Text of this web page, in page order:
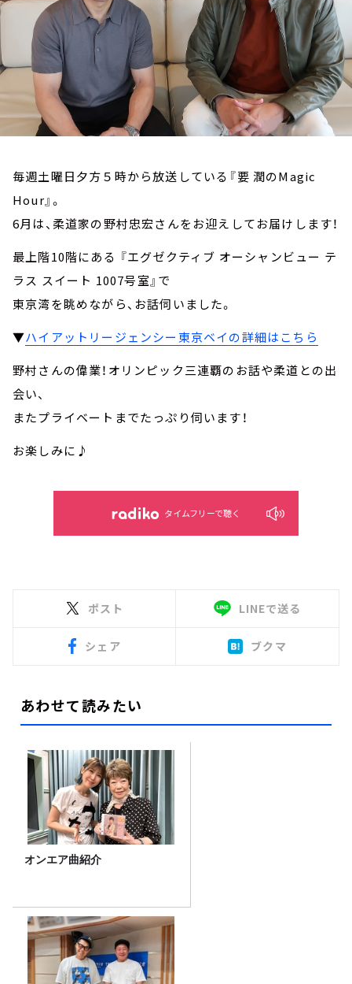
毎週土曜日夕方５時から放送している『要 潤のMagic
Hour』。
6月は、柔道家の野村忠宏さんをお迎えしてお届けします！
最上階10階にある 『エグゼクティブ オーシャンビュー テ
ラス スイート 1007号室』で
東京湾を眺めながら、お話伺いました。
▼ハイアットリージェンシー東京ベイの詳細はこちら
野村さんの偉業！オリンピック三連覇のお話や柔道との出
会い、
またプライベートまでたっぷり伺います！
お楽しみに♪
タイムフリーで聴く
ポスト LINEで送る
シェア ブクマ
あわせて読みたい
オンエア曲紹介